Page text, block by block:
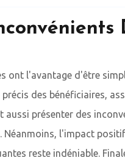
ont l'avantage d'être
des bénéficiaires,
aussi présenter des
Néanmoins, l'impact
reste indéniable.